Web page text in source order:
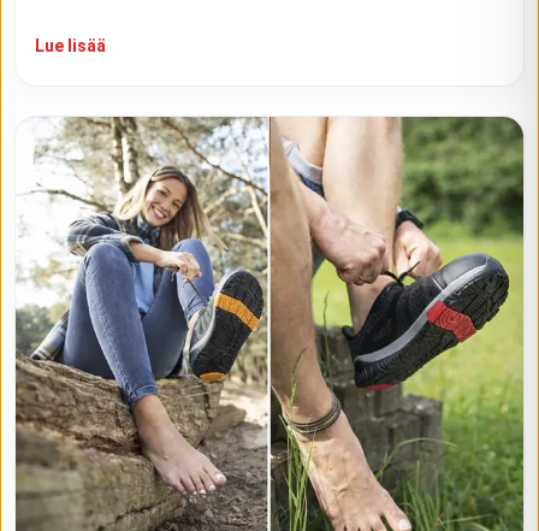
Lue lisää